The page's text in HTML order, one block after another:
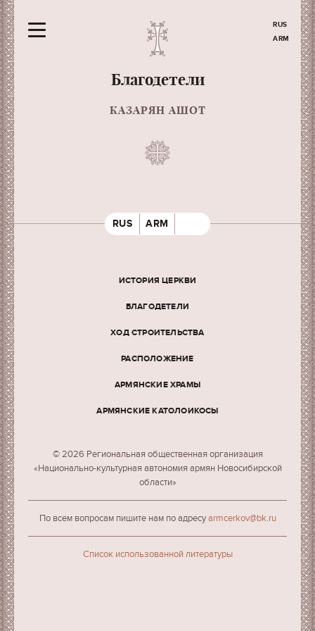
RUS
ARM
Благодетели
КАЗАРЯН АШОТ
RUS ARM
ИСТОРИЯ ЦЕРКВИ
БЛАГОДЕТЕЛИ
ХОД СТРОИТЕЛЬСТВА
РАСПОЛОЖЕНИЕ
АРМЯНСКИЕ ХРАМЫ
АРМЯНСКИЕ КАТОЛОИКОСЫ
© 2026 Региональная общественная организация
«Национально-культурная автономия армян Новосибирской
области»
По всем вопросам пишите нам по адресуarmcerkov@bk.ru
Cписок использованной литературы